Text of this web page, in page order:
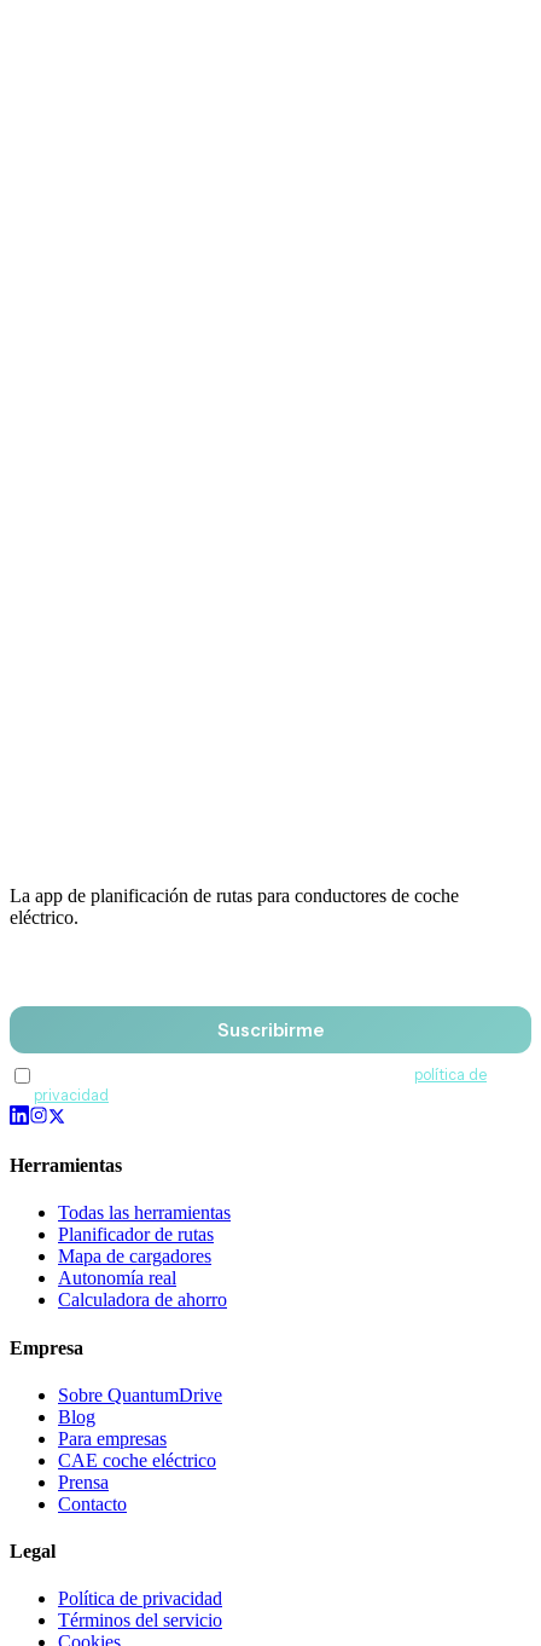
La app de planificación de rutas para conductores de coche
eléctrico.
Suscribirme
política de
privacidad
Herramientas
Todas las herramientas
Planificador de rutas
Mapa de cargadores
Autonomía real
Calculadora de ahorro
Empresa
Sobre QuantumDrive
Blog
Para empresas
CAE coche eléctrico
Prensa
Contacto
Legal
Política de privacidad
Términos del servicio